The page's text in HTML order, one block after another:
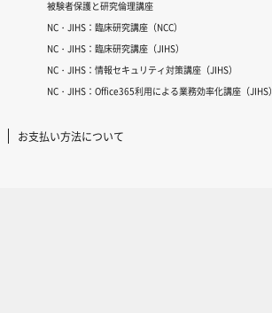
被験者保護と研究倫理講座
NC・JIHS：臨床研究講座（NCC）
NC・JIHS：臨床研究講座（JIHS）
NC・JIHS：情報セキュリティ対策講座（JIHS）
NC・JIHS：Office365利用による業務効率化講座（JIHS）
お支払い方法について